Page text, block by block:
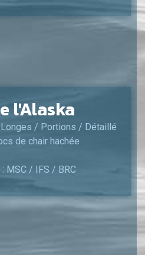
l'Alaska
/ Portions / Détaillé
de chair hachée
MSC / IFS / BRC